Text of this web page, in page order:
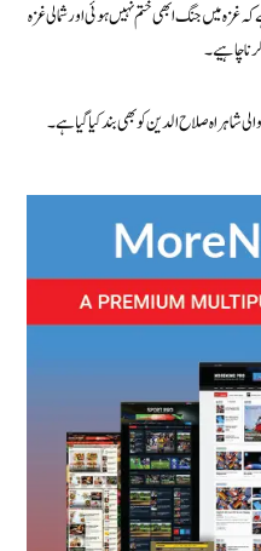
غزہ میں جنگ ابھی ختم نہیں ہوئی اور شمالی غزہ
چاہیے۔
شاہراہ صلاح الدین کو بھی بند کیا گیا ہے۔